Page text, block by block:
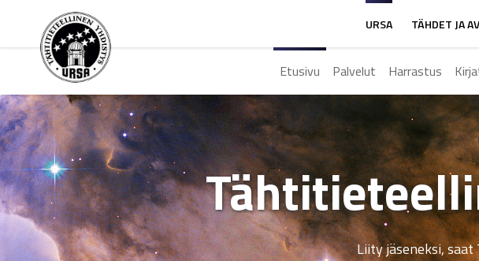
URSA TÄHDET JA
Etusivu Palvelut Harrastus
Liity jäseneksi,